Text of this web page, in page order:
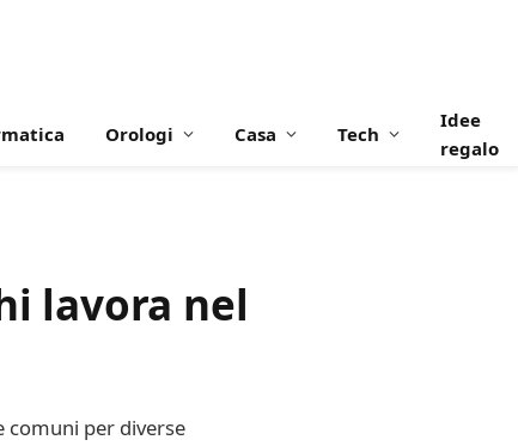
Orologi Casa Tech
Idee
regalo
lavora nel
comuni per diverse